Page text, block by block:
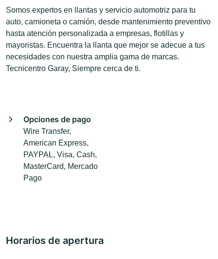
Somos expertos en llantas y servicio automotriz para tu
auto, camioneta o camión, desde mantenimiento preventivo
hasta atención personalizada a empresas, flotillas y
mayoristas. Encuentra la llanta que mejor se adecue a tus
necesidades con nuestra amplia gama de marcas.
Tecnicentro Garay, Siempre cerca de ti.
Opciones de pago
Wire Transfer,
American Express,
PAYPAL, Visa, Cash,
MasterCard, Mercado
Pago
Horarios de apertura